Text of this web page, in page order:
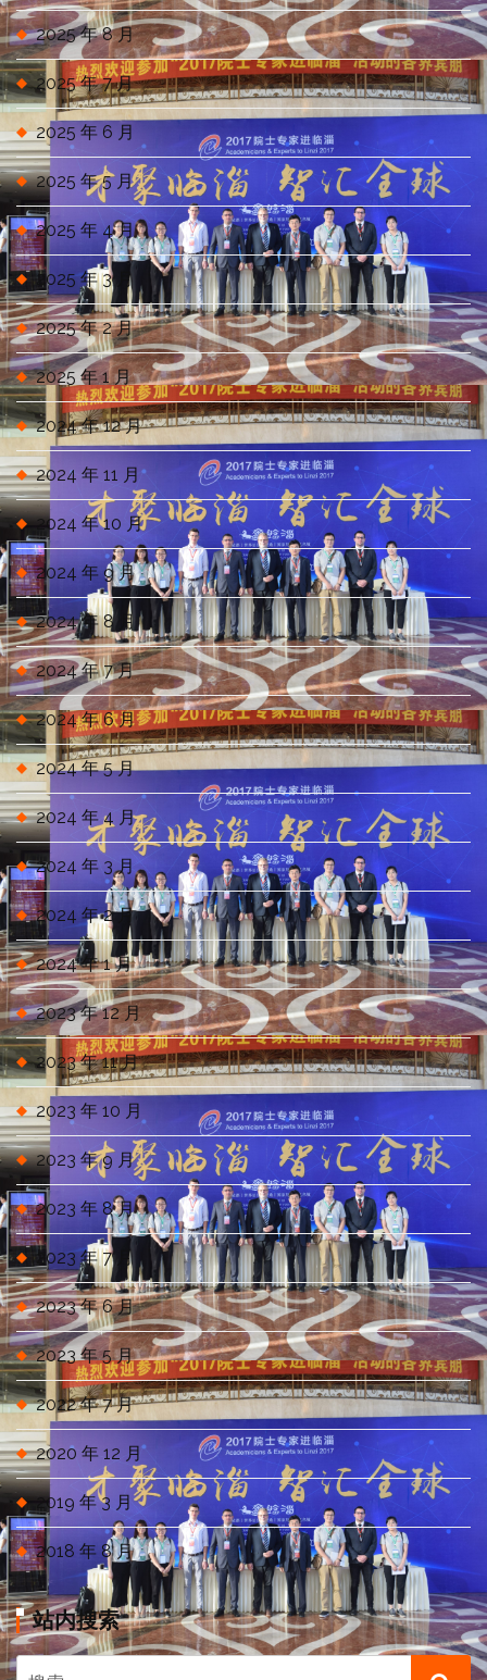
2025 年 8 月
2025 年 7 月
2025 年 6 月
2025 年 5 月
2025 年 4 月
2025 年 3 月
2025 年 2 月
2025 年 1 月
2024 年 12 月
2024 年 11 月
2024 年 10 月
2024 年 9 月
2024 年 8 月
2024 年 7 月
2024 年 6 月
2024 年 5 月
2024 年 4 月
2024 年 3 月
2024 年 2 月
2024 年 1 月
2023 年 12 月
2023 年 11 月
2023 年 10 月
2023 年 9 月
2023 年 8 月
2023 年 7 月
2023 年 6 月
2023 年 5 月
2022 年 7 月
2020 年 12 月
2019 年 3 月
2018 年 8 月
站内搜索